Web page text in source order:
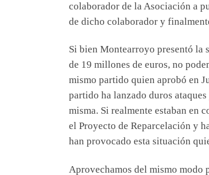
colaborador de la Asociación a
de dicho colaborador y
Si bien Montearroyo presentó la
de 19 millones de euros, no
mismo partido quien aprobó en
partido ha lanzado duros
misma. Si realmente estaban en
el Proyecto de Reparcelación y
han provocado esta situación
Aprovechamos del mismo modo